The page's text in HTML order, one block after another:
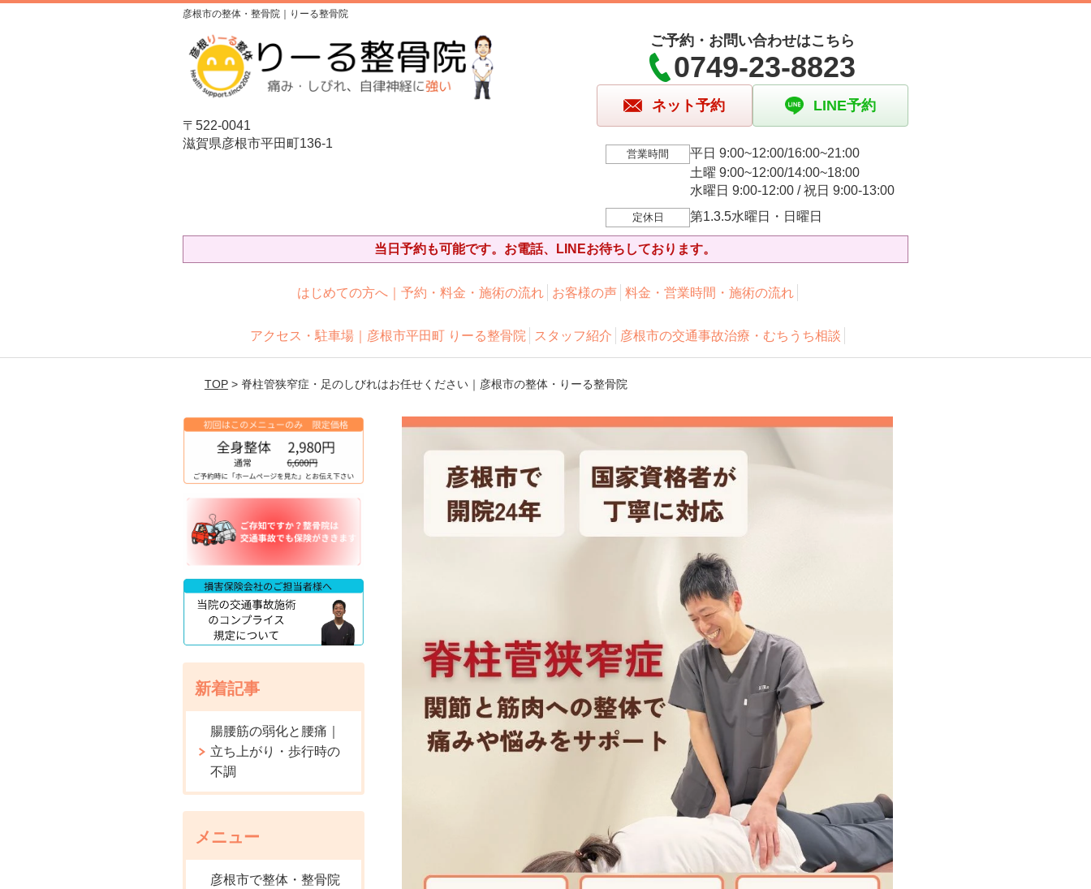
彦根市の整体・整骨院｜りーる整骨院
〒522-0041
滋賀県彦根市平田町136-1
ご予約・お問い合わせはこちら
0749-23-8823
ネット予約 LINE予約
営業時間
平日 9:00~12:00/16:00~21:00
土曜 9:00~12:00/14:00~18:00
水曜日 9:00-12:00 / 祝日 9:00-13:00
定休日 第1.3.5水曜日・日曜日
当日予約も可能です。お電話、LINEお待ちしております。
はじめての方へ｜予約・料金・施術の流れ お客様の声 料金・営業時間・施術の流れ
アクセス・駐車場｜彦根市平田町 りーる整骨院 スタッフ紹介 彦根市の交通事故治療・むちうち相談
TOP> 脊柱管狭窄症・足のしびれはお任せください｜彦根市の整体・りーる整骨院
新着記事
腸腰筋の弱化と腰痛｜
立ち上がり・歩行時の
不調
メニュー
彦根市で整体・整骨院